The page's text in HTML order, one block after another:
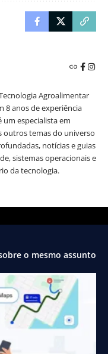
Agroalimentar
8 anos de experiência
um especialista em
outros temas do universo
notícias e guias
sistemas operacionais e
da tecnologia.
o mesmo assunto